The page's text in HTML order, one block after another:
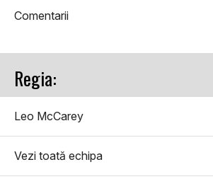
Comentarii
Regia:
Leo McCarey
Vezi toată echipa